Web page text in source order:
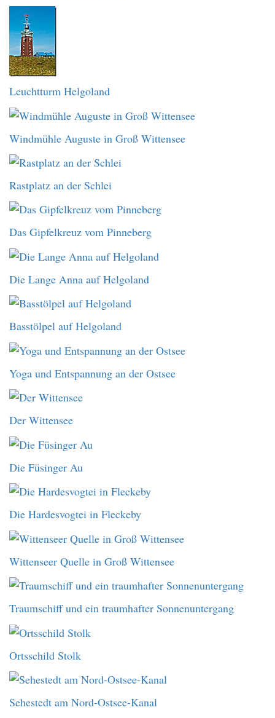
Leuchtturm Helgoland
Windmühle Auguste in Groß Wittensee
Rastplatz an der Schlei
Das Gipfelkreuz vom Pinneberg
Die Lange Anna auf Helgoland
Basstölpel auf Helgoland
Yoga und Entspannung an der Ostsee
Der Wittensee
Die Füsinger Au
Die Hardesvogtei in Fleckeby
Wittenseer Quelle in Groß Wittensee
Traumschiff und ein traumhafter Sonnenuntergang
Ortsschild Stolk
Sehestedt am Nord-Ostsee-Kanal